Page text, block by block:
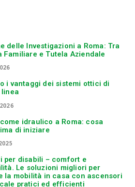
delle Investigazioni a Roma: Tra
Familiare e Tutela Aziendale
i vantaggi dei sistemi ottici di
idraulico a Roma: cosa
di iniziare
per disabili – comfort e
Le soluzioni migliori per
la mobilità in casa con ascensori
pratici ed efficienti